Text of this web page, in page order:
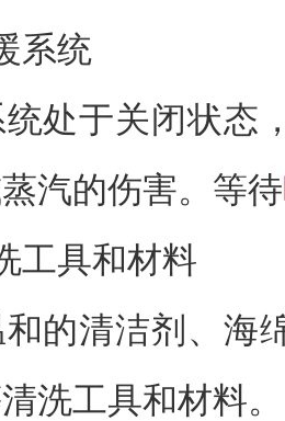
系统
处于关闭状态
汽的伤害。等待
工具和材料
的清洁剂、海
洗工具和材料。